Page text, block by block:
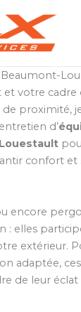
votre cadre
proximité,
d’
confort et
encore
: elles
extérieur.
adaptée,
de leur éclat